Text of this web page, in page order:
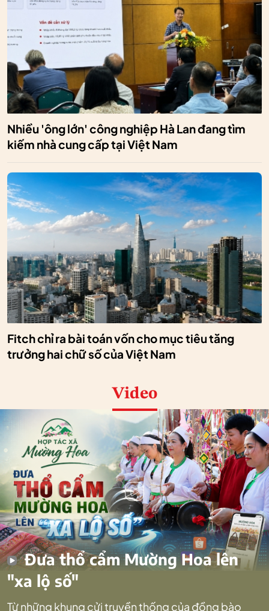
Nhiều 'ông lớn' công nghiệp Hà Lan đang tìm
kiếm nhà cung cấp tại Việt Nam
Fitch chỉ ra bài toán vốn cho mục tiêu tăng
trưởng hai chữ số của Việt Nam
Video
Đưa thổ cẩm Mường Hoa lên
"xa lộ số"
Từ những khung cửi truyền thống của đồng bào